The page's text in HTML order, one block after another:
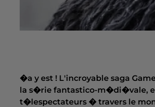
�a y est ! L'incroyable saga
la s�rie fantastico-m�di�vale,
t�lespectateurs � travers le